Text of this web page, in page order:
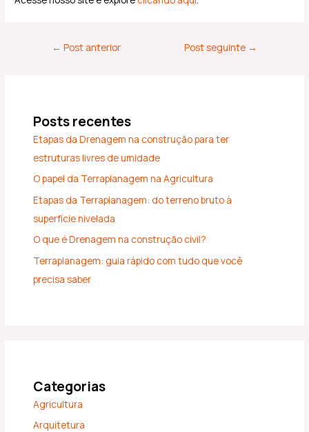
← Post anterior Post seguinte →
Posts recentes
Etapas da Drenagem na construção para ter
estruturas livres de umidade
O papel da Terraplanagem na Agricultura
Etapas da Terraplanagem: do terreno bruto à
superfície nivelada
O que é Drenagem na construção civil?
Terraplanagem: guia rápido com tudo que você
precisa saber
Categorias
Agricultura
Arquitetura